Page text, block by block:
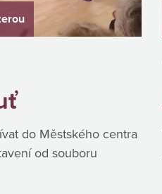
do Městského centra
od souboru